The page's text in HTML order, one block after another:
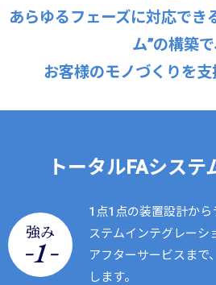
あらゆるフェーズに対応でき
ム”の構築で
お客様のモノづくりを支
トータルFAシス
強み
-1-
1点1点の装置設計か
ステムインテグレーシ
アフターサービスまで
します。